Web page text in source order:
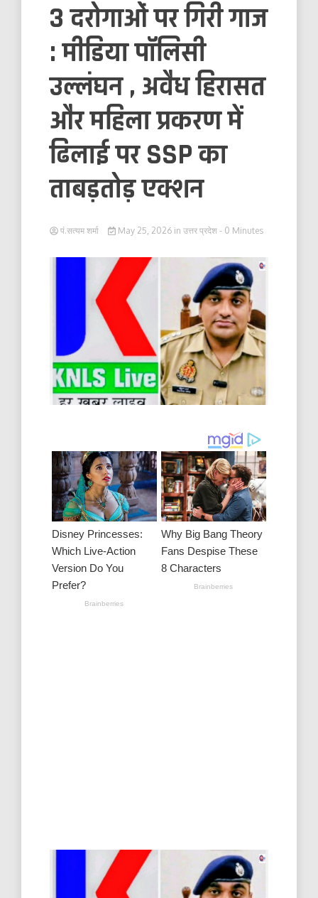
3 दरोगाओं पर गिरी गाज
: मीडिया पॉलिसी
उल्लंघन , अवैध हिरासत
और महिला प्रकरण में
ढिलाई पर SSP का
ताबड़तोड़ एक्शन
पं.सत्यम शर्मा May 25, 2026 in उत्तर प्रदेश - 0 Minutes